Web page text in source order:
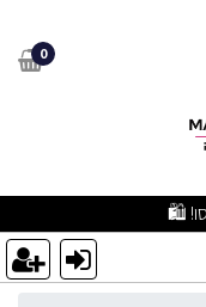
0
שלא הכרתם – אל תפספסו! 🛍️